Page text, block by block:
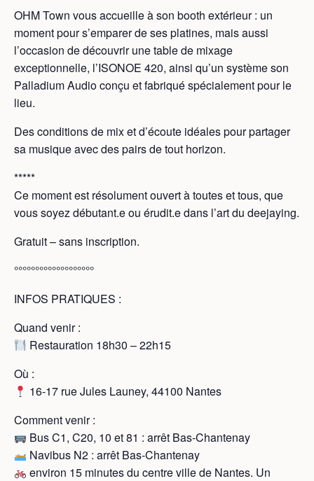
OHM Town vous accueille à son booth extérieur : un
moment pour s’emparer de ses platines, mais aussi
l’occasion de découvrir une table de mixage
exceptionnelle, l’ISONOE 420, ainsi qu’un système son
Palladium Audio conçu et fabriqué spécialement pour le
lieu.
Des conditions de mix et d’écoute idéales pour partager
sa musique avec des pairs de tout horizon.
*****
Ce moment est résolument ouvert à toutes et tous, que
vous soyez débutant.e ou érudit.e dans l’art du deejaying.
Gratuit – sans inscription.
°°°°°°°°°°°°°°°°°°°
INFOS PRATIQUES :
Quand venir :
Restauration 18h30 – 22h15
Où :
16-17 rue Jules Launey, 44100 Nantes
Comment venir :
Bus C1, C20, 10 et 81 : arrêt Bas-Chantenay
Navibus N2 : arrêt Bas-Chantenay
environ 15 minutes du centre ville de Nantes. Un